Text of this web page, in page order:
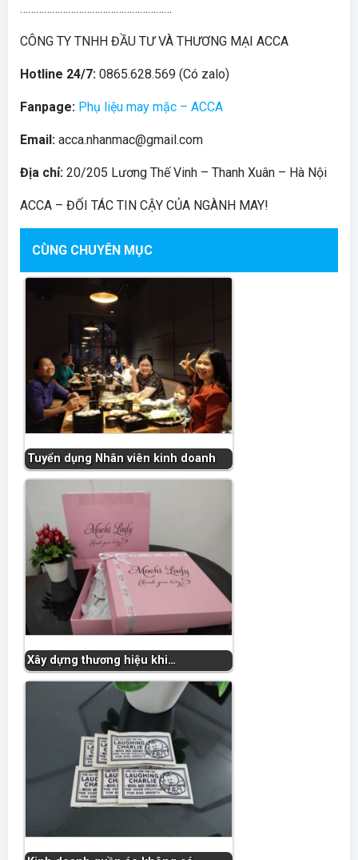
…………………………………………………
CÔNG TY TNHH ĐẦU TƯ VÀ THƯƠNG MẠI ACCA
Hotline 24/7: 0865.628.569 (Có zalo)
Fanpage: Phụ liệu may mặc – ACCA
Email: acca.nhanmac@gmail.com
Địa chỉ: 20/205 Lương Thế Vinh – Thanh Xuân – Hà Nội
ACCA – ĐỐI TÁC TIN CẬY CỦA NGÀNH MAY!
CÙNG CHUYÊN MỤC
Tuyển dụng Nhân viên kinh doanh
Xây dựng thương hiệu khi…